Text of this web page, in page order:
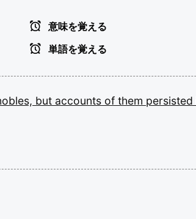
意味を覚える
単語を覚える
but accounts of them persisted